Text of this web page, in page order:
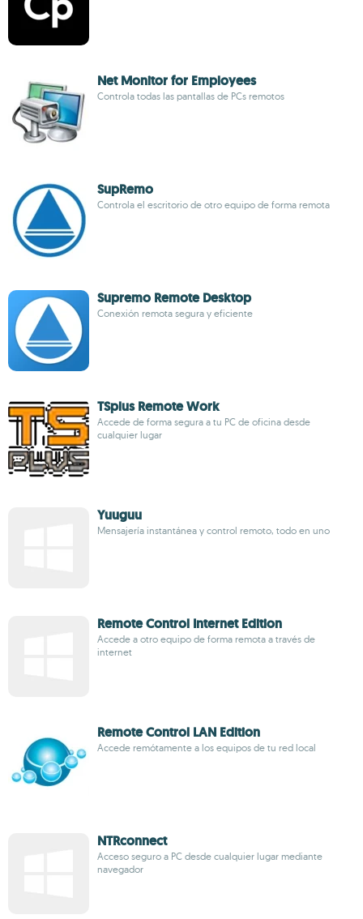
Net Monitor for Employees
Controla todas las pantallas de PCs remotos
SupRemo
Controla el escritorio de otro equipo de forma remota
Supremo Remote Desktop
Conexión remota segura y eficiente
TSplus Remote Work
Accede de forma segura a tu PC de oficina desde
cualquier lugar
Yuuguu
Mensajería instantánea y control remoto, todo en uno
Remote Control Internet Edition
Accede a otro equipo de forma remota a través de
internet
Remote Control LAN Edition
Accede remótamente a los equipos de tu red local
NTRconnect
Acceso seguro a PC desde cualquier lugar mediante
navegador